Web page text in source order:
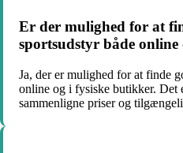
Er der mulighed for at
sportsudstyr både
Ja, der er mulighed for at finde
online og i fysiske butikker. Det
sammenligne priser og